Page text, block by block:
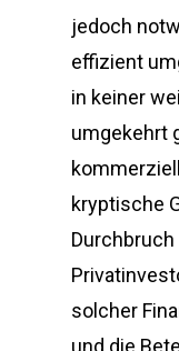
jedoch
effizient
in keiner
umgekehrt
kryptische
solcher
und die